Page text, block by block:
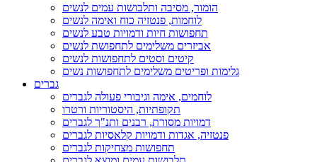
הומור, מסיבה ותלבושות עמים לנשים
לוחמות, פנטזיה כוח ואימה לנשים
תחפושות חיות ודמויות טבע לנשים
אביזרים משלימים לתחפושת לנשים
קיטים וסטים לתחפושות לנשים
גלימות ופריטים משלימים לתחפושות נשים
גברים
לוחמים, אימה וגיבורי פעולה לגברים
תקופתיות, היסטוריות ורטרו
דמויות מסורת, רבנים ותנ"ך לגברים
פנטזיה, אגדות ודמויות קלאסיות לגברים
תחפושות מצחיקות לגברים